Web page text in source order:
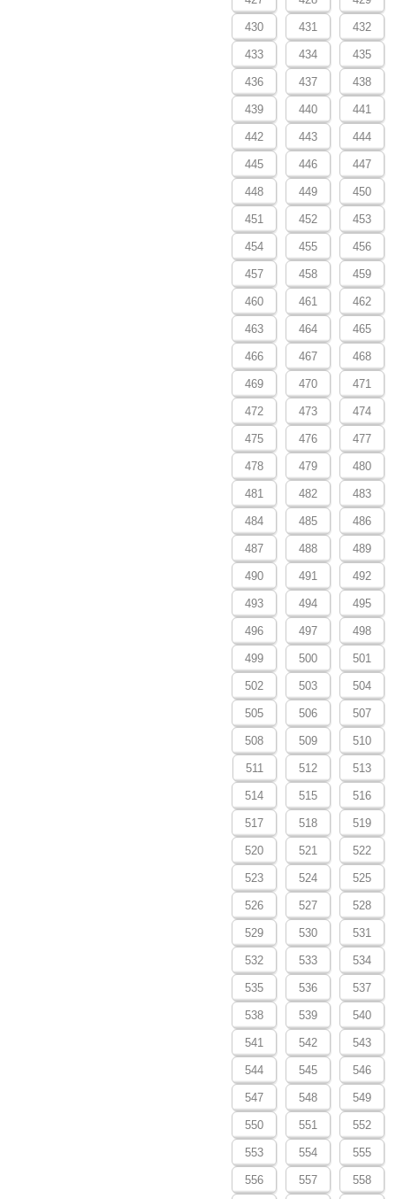
430 431 432
433 434 435
436 437 438
439 440 441
442 443 444
445 446 447
448 449 450
451 452 453
454 455 456
457 458 459
460 461 462
463 464 465
466 467 468
469 470 471
472 473 474
475 476 477
478 479 480
481 482 483
484 485 486
487 488 489
490 491 492
493 494 495
496 497 498
499 500 501
502 503 504
505 506 507
508 509 510
511 512 513
514 515 516
517 518 519
520 521 522
523 524 525
526 527 528
529 530 531
532 533 534
535 536 537
538 539 540
541 542 543
544 545 546
547 548 549
550 551 552
553 554 555
556 557 558